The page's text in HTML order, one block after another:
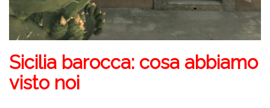
Sicilia barocca: cosa abbiamo
visto noi